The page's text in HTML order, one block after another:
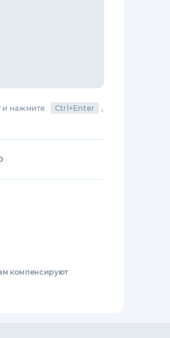
и нажмите Ctrl+Enter
,
компенсируют